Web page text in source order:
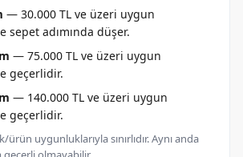
— 30.000 TL ve üzeri uygun
sepet adımında düşer.
— 75.000 TL ve üzeri uygun
geçerlidir.
— 140.000 TL ve üzeri uygun
geçerlidir.
uygunluklarıyla sınırlıdır. Aynı anda